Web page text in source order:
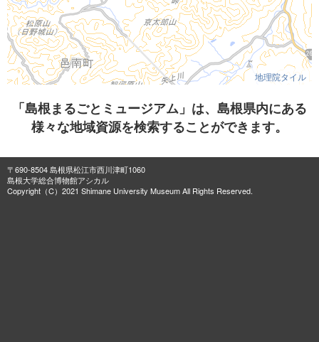
地理院タイル
「島根まるごとミュージアム」は、島根県内にある
様々な地域資源を検索することができます。
〒690-8504 島根県松江市西川津町1060
島根大学総合博物館アシカル
Copyright（C）2021 Shimane University Museum All Rights Reserved.